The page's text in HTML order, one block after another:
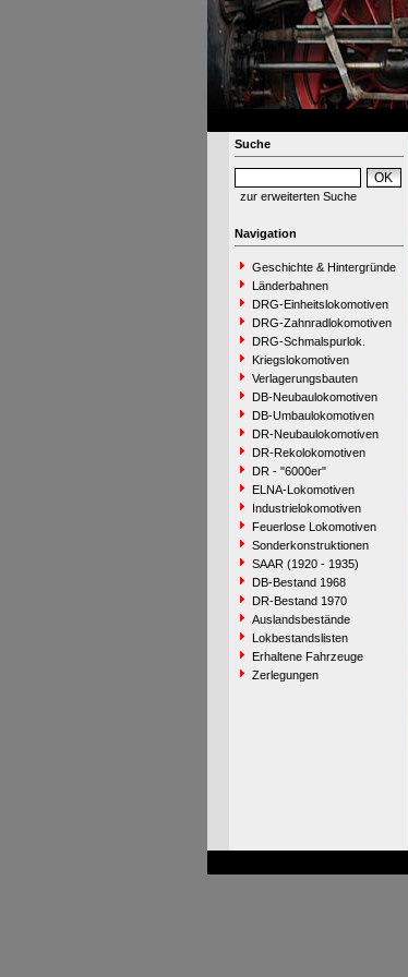
Suche
zur erweiterten Suche
Navigation
Geschichte & Hintergründe
Länderbahnen
DRG-Einheitslokomotiven
DRG-Zahnradlokomotiven
DRG-Schmalspurlok.
Kriegslokomotiven
Verlagerungsbauten
DB-Neubaulokomotiven
DB-Umbaulokomotiven
DR-Neubaulokomotiven
DR-Rekolokomotiven
DR - "6000er"
ELNA-Lokomotiven
Industrielokomotiven
Feuerlose Lokomotiven
Sonderkonstruktionen
SAAR (1920 - 1935)
DB-Bestand 1968
DR-Bestand 1970
Auslandsbestände
Lokbestandslisten
Erhaltene Fahrzeuge
Zerlegungen